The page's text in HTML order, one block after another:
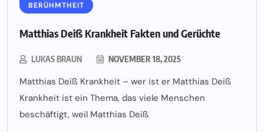
BERÜHMTHEIT
Matthias Deiß Krankheit Fakten und Gerüchte
LUKAS BRAUN NOVEMBER 18, 2025
Matthias Deiß Krankheit – wer ist er Matthias Deiß
Krankheit ist ein Thema, das viele Menschen
beschäftigt, weil Matthias Deiß